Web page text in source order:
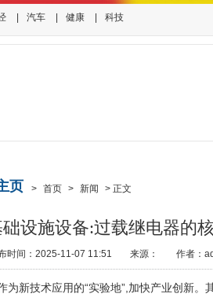
汽车 健康 科技
页 > 首页 > 新闻 > 正文
设施设备:过载继电器的
时间：2025-11-07 11:51 来源： 作者：
为新技术应用的“实验地”,加快产业创新。